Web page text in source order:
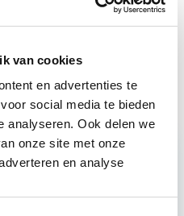
van cookies
en advertenties te
social media te bieden
analyseren. Ook delen we
onze site met onze
en analyse
apr
& Trends